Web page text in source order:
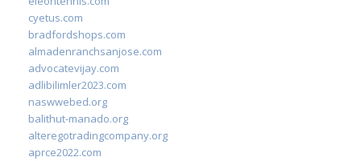
cyetus.com
bradfordshops.com
almadenranchsanjose.com
advocatevijay.com
adlibilimler2023.com
naswwebed.org
balithut-manado.org
alteregotradingcompany.org
aprce2022.com